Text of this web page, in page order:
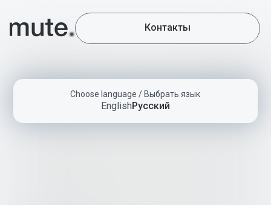
Choose language / Выбрать язык
EnglishРусский
Контакты